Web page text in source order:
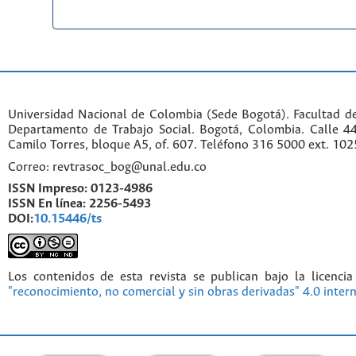
Universidad Nacional de Colombia (Sede Bogotá). Facultad
Departamento de Trabajo Social. Bogotá, Colombia. Calle
Camilo Torres, bloque A5, of. 607. Teléfono 316 5000 ext.
Correo: revtrasoc_bog@unal.edu.co
ISSN Impreso: 0123-4986
ISSN En línea: 2256-5493
DOI:10.15446/ts
Los contenidos de esta revista se publican bajo la
"reconocimiento, no comercial y sin obras derivadas" 4.0